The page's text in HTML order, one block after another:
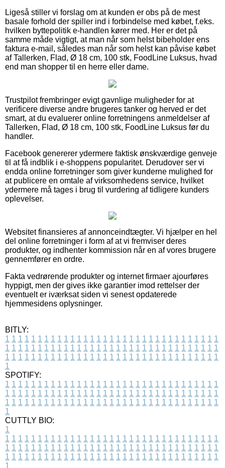
Ligeså stiller vi forslag om at kunden er obs på de mest
basale forhold der spiller ind i forbindelse med købet, f.eks.
hvilken byttepolitik e-handlen kører med. Her er det på
samme måde vigtigt, at man når som helst bibeholder ens
faktura e-mail, således man når som helst kan påvise købet
af Tallerken, Flad, Ø 18 cm, 100 stk, FoodLine Luksus, hvad
end man shopper til en herre eller dame.
Trustpilot frembringer evigt gavnlige muligheder for at
verificere diverse andre brugeres tanker og herved er det
smart, at du evaluerer online forretningens anmeldelser af
Tallerken, Flad, Ø 18 cm, 100 stk, FoodLine Luksus før du
handler.
Facebook genererer ydermere faktisk ønskværdige genveje
til at få indblik i e-shoppens popularitet. Derudover ser vi
endda online forretninger som giver kunderne mulighed for
at publicere en omtale af virksomhedens service, hvilket
ydermere må tages i brug til vurdering af tidligere kunders
oplevelser.
Websitet finansieres af annonceindtægter. Vi hjælper en hel
del online forretninger i form af at vi fremviser deres
produkter, og indhenter kommission når en af vores brugere
gennemfører en ordre.
Fakta vedrørende produkter og internet firmaer ajourføres
hyppigt, men der gives ikke garantier imod rettelser der
eventuelt er iværksat siden vi senest opdaterede
hjemmesidens oplysninger.
BITLY:
1 1 1 1 1 1 1 1 1 1 1 1 1 1 1 1 1 1 1 1 1 1 1 1 1 1 1 1 1 1 1 1 1
1 1 1 1 1 1 1 1 1 1 1 1 1 1 1 1 1 1 1 1 1 1 1 1 1 1 1 1 1 1 1 1 1
1 1 1 1 1 1 1 1 1 1 1 1 1 1 1 1 1 1 1 1 1 1 1 1 1 1 1 1 1 1 1 1 1
1
SPOTIFY:
1 1 1 1 1 1 1 1 1 1 1 1 1 1 1 1 1 1 1 1 1 1 1 1 1 1 1 1 1 1 1 1 1
1 1 1 1 1 1 1 1 1 1 1 1 1 1 1 1 1 1 1 1 1 1 1 1 1 1 1 1 1 1 1 1 1
1 1 1 1 1 1 1 1 1 1 1 1 1 1 1 1 1 1 1 1 1 1 1 1 1 1 1 1 1 1 1 1 1
1
CUTTLY BIO:
1
1 1 1 1 1 1 1 1 1 1 1 1 1 1 1 1 1 1 1 1 1 1 1 1 1 1 1 1 1 1 1 1 1
1 1 1 1 1 1 1 1 1 1 1 1 1 1 1 1 1 1 1 1 1 1 1 1 1 1 1 1 1 1 1 1 1
1 1 1 1 1 1 1 1 1 1 1 1 1 1 1 1 1 1 1 1 1 1 1 1 1 1 1 1 1 1 1 1 1
1